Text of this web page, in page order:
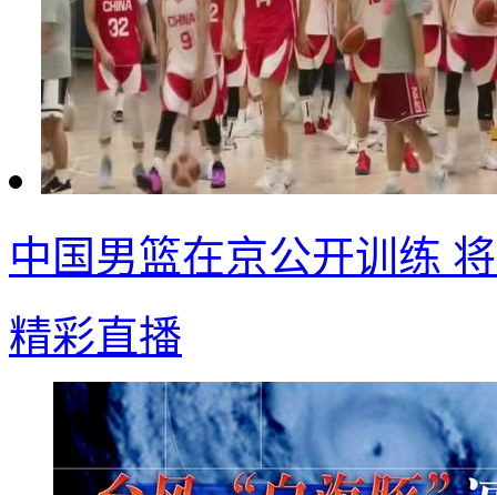
中国男篮在京公开训练
精彩直播